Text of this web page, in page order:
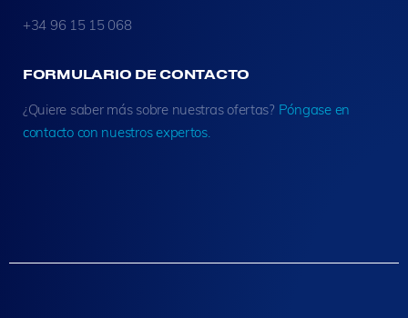
+34 96 15 15 068
FORMULARIO DE CONTACTO
¿Quiere saber más sobre nuestras ofertas? Póngase en
contacto con nuestros expertos.